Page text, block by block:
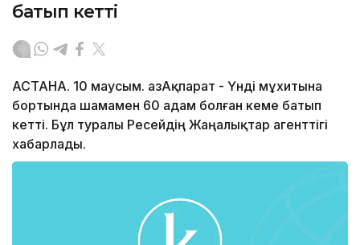
батып кетті
АСТАНА. 10 маусым. ҚазАқпарат - Үнді мұхитына
бортында шамамен 60 адам болған кеме батып
кетті. Бұл туралы Ресейдің Жаңалықтар агенттігі
хабарлады.